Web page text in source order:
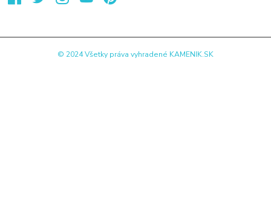
© 2024 Všetky práva vyhradené KAMENIK.SK